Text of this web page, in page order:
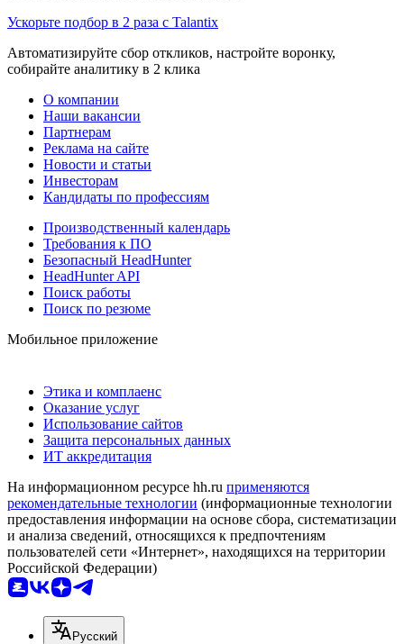
Ускорьте подбор в 2 раза с Talantix
Автоматизируйте сбор откликов, настройте воронку,
собирайте аналитику в 2 клика
О компании
Наши вакансии
Партнерам
Реклама на сайте
Новости и статьи
Инвесторам
Кандидаты по профессиям
Производственный календарь
Требования к ПО
Безопасный HeadHunter
HeadHunter API
Поиск работы
Поиск по резюме
Мобильное приложение
Этика и комплаенс
Оказание услуг
Использование сайтов
Защита персональных данных
ИТ аккредитация
На информационном ресурсе hh.ru применяются
рекомендательные технологии (информационные технологии
предоставления информации на основе сбора, систематизации
и анализа сведений, относящихся к предпочтениям
пользователей сети «Интернет», находящихся на территории
Российской Федерации)
Русский